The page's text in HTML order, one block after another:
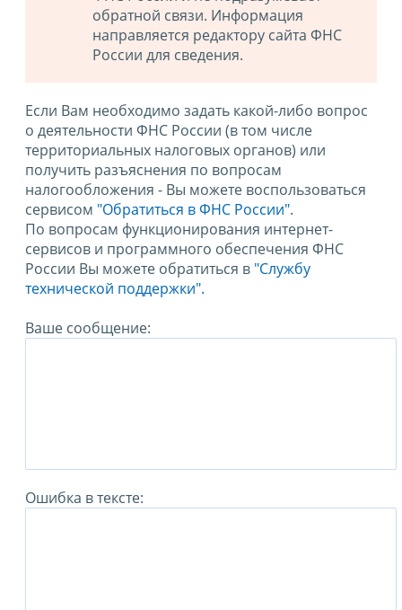
обратной связи. Информация
направляется редактору сайта ФНС
России для сведения.
Если Вам необходимо задать какой-либо вопрос
о деятельности ФНС России (в том числе
территориальных налоговых органов) или
получить разъяснения по вопросам
налогообложения - Вы можете воспользоваться
сервисом "Обратиться в ФНС России".
По вопросам функционирования интернет-
сервисов и программного обеспечения ФНС
России Вы можете обратиться в "Службу
технической поддержки".
Ваше сообщение:
Ошибка в тексте: